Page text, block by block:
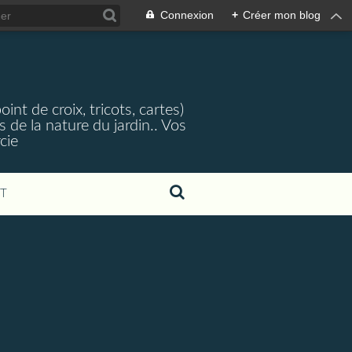
Connexion + Créer mon blog
de croix, tricots, cartes)
de la nature du jardin.. Vos